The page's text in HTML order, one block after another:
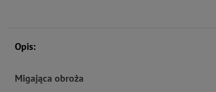
Opis:
Migająca obroża